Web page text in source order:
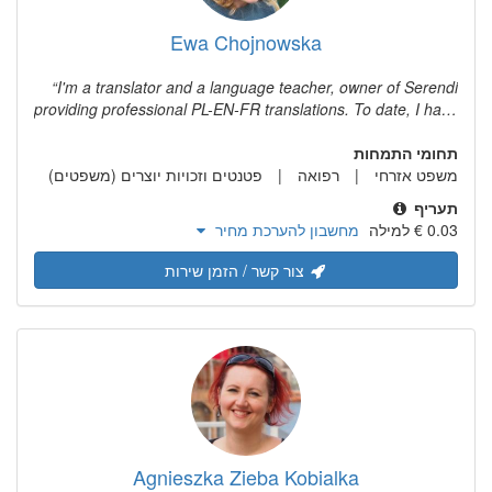
Ewa Chojnowska
I'm a translator and a language teacher, owner of Serendi
providing professional PL-EN-FR translations. To date, I have
translations business - in all of my language combinations -
approximately 10,000 standard pages... and counting!
תחומי התמחות
משפט אזרחי
רפואה
פטנטים וזכויות יוצרים (משפטים)
תעריף
מחשבון להערכת מחיר
צור קשר / הזמן שירות
Agnieszka Zieba Kobialka